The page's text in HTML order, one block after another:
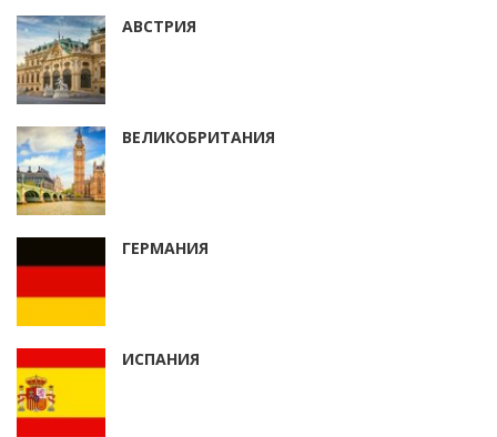
АВСТРИЯ
ВЕЛИКОБРИТАНИЯ
ГЕРМАНИЯ
ИСПАНИЯ